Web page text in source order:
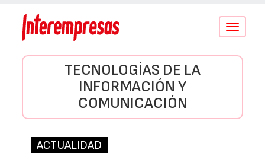
Conmutar
TECNOLOGÍAS DE LA
INFORMACIÓN Y
COMUNICACIÓN
ACTUALIDAD